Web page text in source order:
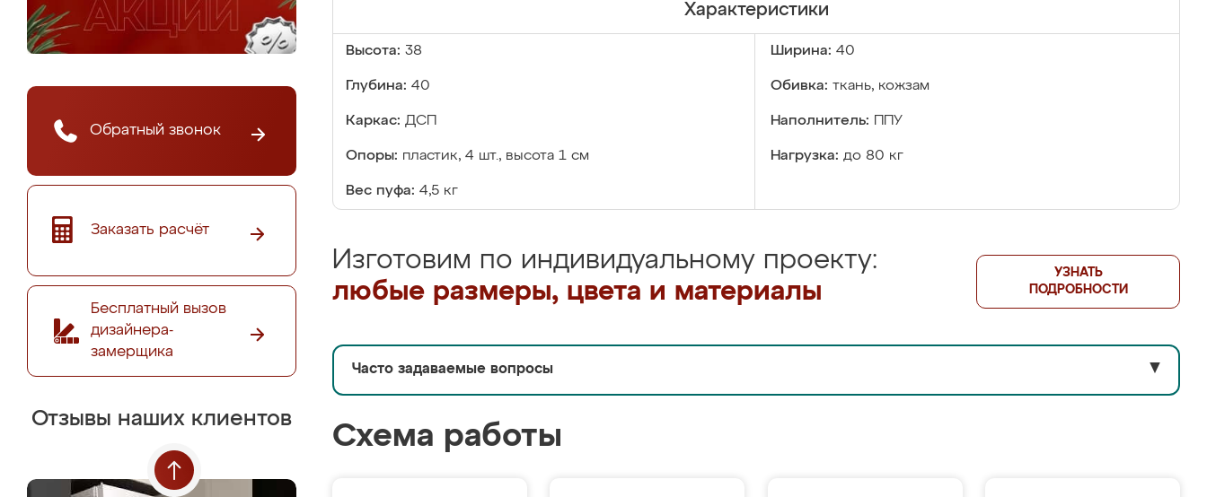
Обратный звонок
Заказать расчёт
Бесплатный вызов
дизайнера-
замерщика
Отзывы наших клиентов
Характеристики
Высота: 38 Ширина: 40
Глубина: 40 Обивка: ткань, кожзам
Каркас: ДСП Наполнитель: ППУ
Опоры: пластик, 4 шт., высота 1 см Нагрузка: до 80 кг
Вес пуфа: 4,5 кг
Изготовим по индивидуальному проекту:
любые размеры, цвета и материалы
УЗНАТЬ
ПОДРОБНОСТИ
Часто задаваемые вопросы ▼
Схема работы